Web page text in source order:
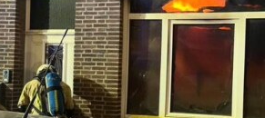
League : Ross Sykes
mois avec l’Union